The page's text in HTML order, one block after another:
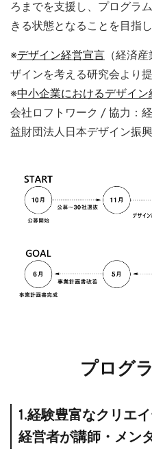
ろまでを支援し、プログラ
きる状態となることを目指し
※デザイン経営宣言 （経済
ザインを考える研究会より提
※中小企業におけるデザイ
会社ロフトワーク / 協力：
益財団法人日本デザイン振興
プログ
1.経験豊富なクリエ
経営者が講師・メン